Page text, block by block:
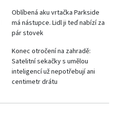
Oblíbená aku vrtačka Parkside
má nástupce. Lidl ji teď nabízí za
pár stovek
Konec otročení na zahradě:
Satelitní sekačky s umělou
inteligencí už nepotřebují ani
centimetr drátu